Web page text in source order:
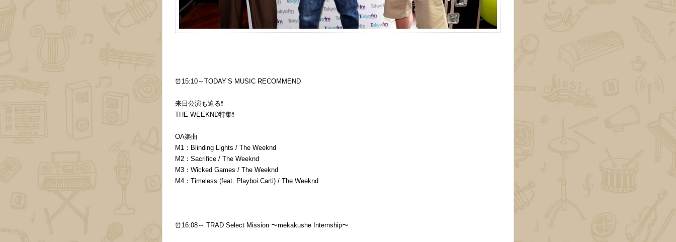
⏰15:10～TODAY’S MUSIC RECOMMEND
来日公演も迫る❗️
THE WEEKND特集❗️
OA楽曲
M1：Blinding Lights / The Weeknd
M2：Sacrifice / The Weeknd
M3：Wicked Games / The Weeknd
M4：Timeless (feat. Playboi Carti) / The Weeknd
⏰16:08～ TRAD Select Mission 〜mekakushe Internship〜